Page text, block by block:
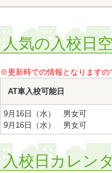
人気の入校日
※更新時での情報となりますの
AT車入校可能日
9月16日（水） 男女可
9月16日（水） 男女可
入校日カレン